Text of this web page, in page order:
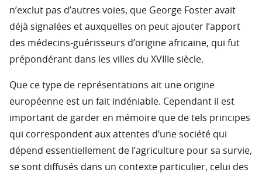
n’exclut pas d’autres voies, que George Foster avait
déjà signalées et auxquelles on peut ajouter l’apport
des médecins-guérisseurs d’origine africaine, qui fut
prépondérant dans les villes du XVIIIe siècle.
Que ce type de représentations ait une origine
européenne est un fait indéniable. Cependant il est
important de garder en mémoire que de tels principes
qui correspondent aux attentes d’une société qui
dépend essentiellement de l’agriculture pour sa survie,
se sont diffusés dans un contexte particulier, celui des